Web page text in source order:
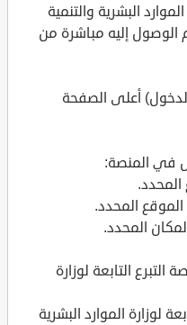
البشرية والتنمية
الوصول إليه مباشرة من
أعلى الصفحة
في المنصة:
المحدد.
المحدد.
التابعة لوزارة
لوزارة الموارد البشرية